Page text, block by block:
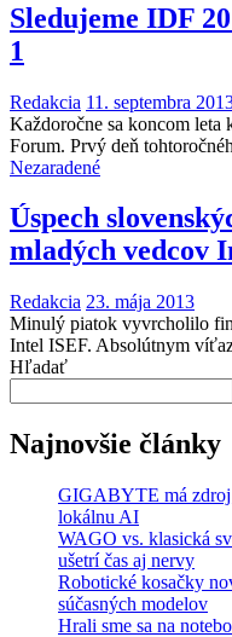
Sledujeme IDF
1
Redakcia 11. septembra
Každoročne sa koncom leta
Forum. Prvý deň
Nezaradené
Úspech
mladých vedcov
Redakcia 23. mája 2013
Minulý piatok vyvrcholilo
Intel ISEF. Absolútnym
Hľadať
Najnovšie články
GIGABYTE má zdroj
lokálnu AI
WAGO vs. klasická
ušetrí čas aj nervy
Robotické kosačky
súčasných modelov
Hrali sme sa na